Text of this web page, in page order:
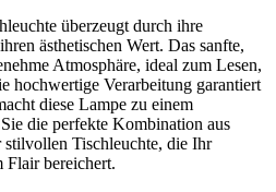
überzeugt durch ihre
ästhetischen Wert. Das sanfte,
Atmosphäre, ideal zum Lesen,
hochwertige Verarbeitung garantiert
diese Lampe zu einem
die perfekte Kombination aus
Tischleuchte, die Ihr
Flair bereichert.